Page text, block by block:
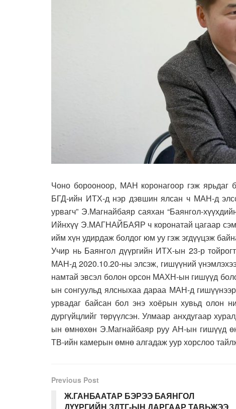
Чоно борооноор, МАН коронагоор гэж
БГД-ийн ИТХ-д нэр дэвшин ялсан ч МАН-д
урвагч” Э.Магнайбаяр саяхан “Баянгол-
Ийнхүү Э.МАГНАЙБАЯР ч коронатай цагаар
ийм хүн удирдаж болдог юм уу гэж эгдүүцэж
Учир нь Баянгол дүүргийн ИТХ-ын 23-р
МАН-д 2020.10.20-ны элсэж, гишүүний
намтай эвсэл болон орсон МАХН-ын гишүүд
ын сонгуульд ялсныхаа дараа МАН-д
урвадаг байсан бол энэ хоёрын хувьд олон
дургүйцлийг төрүүлсэн. Улмаар анхдугаар
ын өмнөхөн Э.Магнайбаяр руу АН-ын гишүүд
ТВ-ийн камерын өмнө алгадаж уур хорслоо
Previous Post
Ж.ГАНБААТАР БЭРЭЭ БАЯНГОЛ
ДҮҮРГИЙН ЗДТГ-ЫН ДАРГААР ТАВЬЖЭЭ